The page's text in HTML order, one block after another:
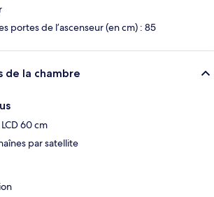
portes de l’ascenseur (en cm) : 85
de la chambre
60 cm
par satellite